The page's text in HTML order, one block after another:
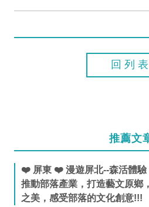
回列表
推薦文
❤️ 屏東 ❤️ 漫遊屏北--森活體驗
推動部落產業，打造藝文原鄉
之美，感受部落的文化創意!!!